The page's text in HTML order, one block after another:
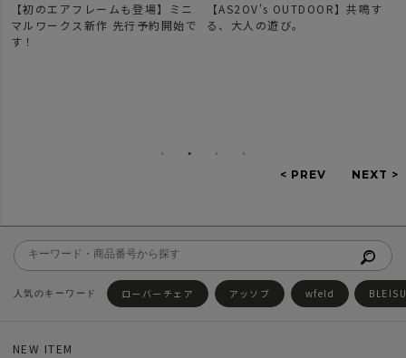
初のエアフレームも登場】ミニ
ルワークス新作 先行予約開始で
！
【AS2OV's OUTDOOR】共鳴す
る、大人の遊び。
ローバーチェア アッソブ wfeld
NEW ITEM